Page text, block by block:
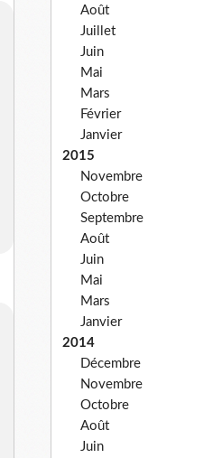
Août
Juillet
Juin
Mai
Mars
Février
Janvier
2015
Novembre
Octobre
Septembre
Août
Juin
Mai
Mars
Janvier
2014
Décembre
Novembre
Octobre
Août
Juin